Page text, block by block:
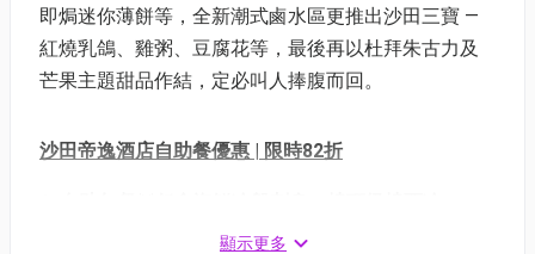
即焗迷你薄餅等，全新潮式鹵水區更推出沙田三寶 —
紅燒乳鴿、雞粥、豆腐花等，最後再以杜拜朱古力及
芒果主題甜品作結，定必叫人捧腹而回。
沙田帝逸酒店自助餐優惠 | 限時82折
適用於星期一至五 | 用餐時間: 12:00-14:30
顯示更多